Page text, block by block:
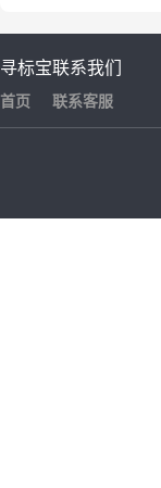
寻标宝
首页
联系我们
联系客服